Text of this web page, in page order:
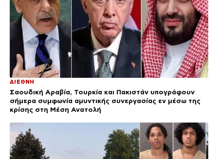
ΔΙΕΘΝΗ
Σαουδική Αραβία, Τουρκία και Πακιστάν υπογράφουν
σήμερα συμφωνία αμυντικής συνεργασίας εν μέσω της
κρίσης στη Μέση Ανατολή